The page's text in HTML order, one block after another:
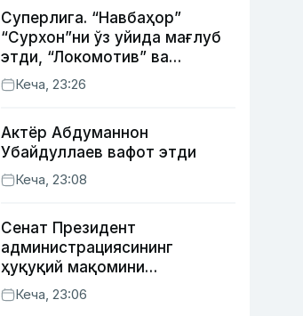
Суперлига. “Навбаҳор”
“Сурхон”ни ўз уйида мағлуб
этди, “Локомотив” ва
“Хоразм” уйда ғалаба
қозонди
Кеча, 23:26
Актёр Абду­маннон
Убайдуллаев вафот этди
Кеча, 23:08
Сенат Президент
администрациясининг
ҳуқуқий мақомини
белгиловчи конституциявий
қонунни маъқуллади
Кеча, 23:06